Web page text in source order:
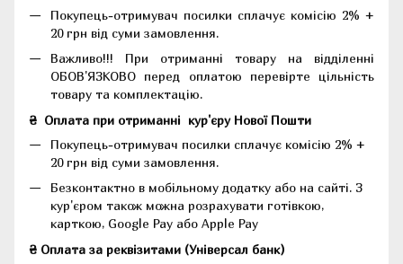
Покупець-отримувач посилки сплачує комісію 2% +
20 грн від суми замовлення.
Важливо!!! При отриманні товару на відділенні
ОБОВ'ЯЗКОВО перед оплатою перевірте цільність
товару та комплектацію.
₴ Оплата при отриманні кур'єру Нової Пошти
Покупець-отримувач посилки сплачує комісію 2% +
20 грн від суми замовлення.
Безконтактно в мобільному додатку або на сайті. З
кур'єром також можна розрахувати готівкою,
карткою, Google Pay або Apple Pay
₴ Оплата за реквізитами (Універсал банк)